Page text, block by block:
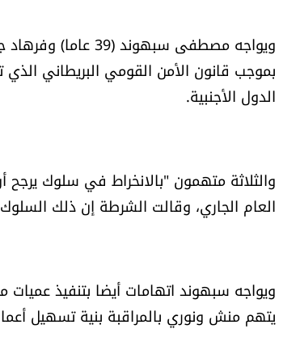
بموجب قانون الأمن القومي البريطاني
الدول الأجنبية.
العام الجاري، وقالت الشرطة إن ذلك السلوك
ويواجه سبهوند اتهامات أيضا بتنفيذ
يتهم منش ونوري بالمراقبة بنية تسهيل